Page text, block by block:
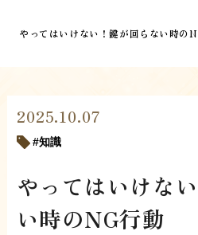
やってはいけない！鍵が回らない時の
2025.10.07
知識
やってはいけな
い時のNG行動